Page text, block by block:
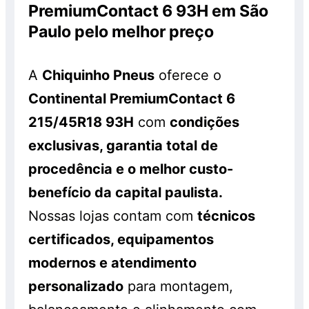
PremiumContact 6 93H em São
Paulo pelo melhor preço
A Chiquinho Pneus oferece o
Continental PremiumContact 6
215/45R18 93H comcondições
exclusivas, garantia total de
procedência e o melhor custo-
benefício da capital paulista.
Nossas lojas contam comtécnicos
certificados, equipamentos
modernos e atendimento
personalizado para montagem,